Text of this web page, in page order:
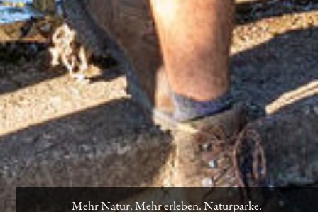
Mehr Natur. Mehr erleben. Naturparke.